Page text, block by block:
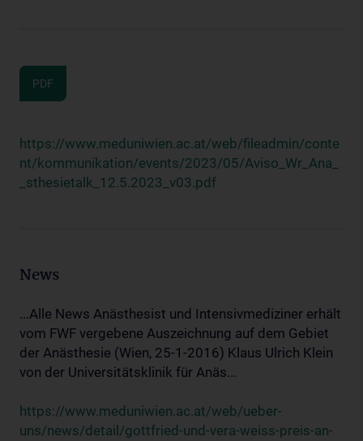
PDF
https://www.meduniwien.ac.at/web/fileadmin/conte
nt/kommunikation/events/2023/05/Aviso_Wr_Ana_
_sthesietalk_12.5.2023_v03.pdf
News
...Alle News Anästhesist und Intensivmediziner erhält
vom FWF vergebene Auszeichnung auf dem Gebiet
der Anästhesie (Wien, 25-1-2016) Klaus Ulrich Klein
von der Universitätsklinik für Anäs...
https://www.meduniwien.ac.at/web/ueber-
uns/news/detail/gottfried-und-vera-weiss-preis-an-